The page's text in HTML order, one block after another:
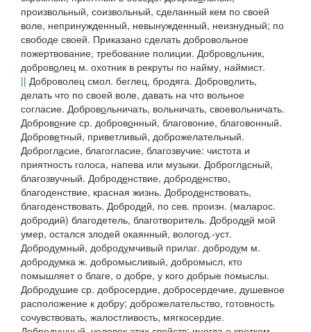
произвольный, соизвольный, сделанный кем по своей
воле, непринужденный, невынужденный, неизнудный; по
свободе своей. Приказано сделать добровольное
пожертвование, требование полиции. Добровольник,
доброволец м. охотник в рекруты по найму, наймист.
|| Доброволец смол. беглец, бродяга. Доброволить,
делать что по своей воле, давать на что вольное
согласие. Добровольничать, вольничать, своевольничать.
Добровоние ср. добровонный, благовоние, благовонный.
Доброветный, приветливый, доброжелательный.
Доброгласие, благогласие, благозвучие: чистота и
приятность голоса, напева или музыки. Доброгласный,
благозвучный. Доброденствие, доброденство,
благоденствие, красная жизнь. Доброденствовать,
благоденствовать. Добродий, по сев. произн. (маларос.
добродий) благодетель, благотворитель. Добродий мой
умер, остался злодей окаянный, вологод.-уст.
Добродумный, добродумчивый прилаг. добродум м.
добродумка ж. добромысливый, добромысл, кто
помышляет о благе, о добре, у кого добрые помыслы.
Добродушие ср. добросердие, добросердечие, душевное
расположение к добру; доброжелательство, готовность
сочувствовать, жалостливость, мягкосердие.